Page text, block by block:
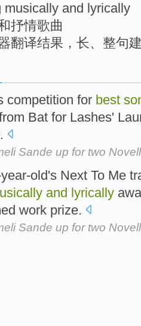
musically and lyrically
抒情歌曲
翻译结果，长、整句
competition for best
Bat for Lashes'
Sande up for two
old's Next To Me
and lyrically
work prize.
Sande up for two